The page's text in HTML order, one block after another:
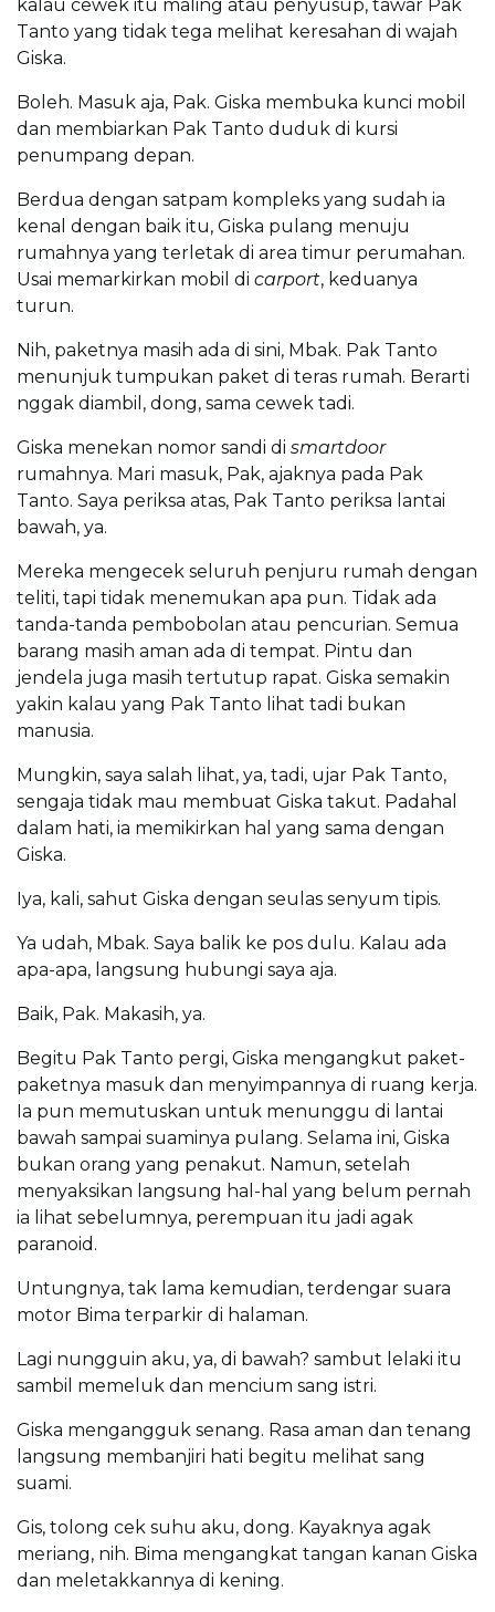
kalau cewek itu maling atau penyusup, tawar Pak
Tanto yang tidak tega melihat keresahan di wajah
Giska.
Boleh. Masuk aja, Pak. Giska membuka kunci mobil
dan membiarkan Pak Tanto duduk di kursi
penumpang depan.
Berdua dengan satpam kompleks yang sudah ia
kenal dengan baik itu, Giska pulang menuju
rumahnya yang terletak di area timur perumahan.
Usai memarkirkan mobil di carport, keduanya
turun.
Nih, paketnya masih ada di sini, Mbak. Pak Tanto
menunjuk tumpukan paket di teras rumah. Berarti
nggak diambil, dong, sama cewek tadi.
Giska menekan nomor sandi di smartdoor
rumahnya. Mari masuk, Pak, ajaknya pada Pak
Tanto. Saya periksa atas, Pak Tanto periksa lantai
bawah, ya.
Mereka mengecek seluruh penjuru rumah dengan
teliti, tapi tidak menemukan apa pun. Tidak ada
tanda-tanda pembobolan atau pencurian. Semua
barang masih aman ada di tempat. Pintu dan
jendela juga masih tertutup rapat. Giska semakin
yakin kalau yang Pak Tanto lihat tadi bukan
manusia.
Mungkin, saya salah lihat, ya, tadi, ujar Pak Tanto,
sengaja tidak mau membuat Giska takut. Padahal
dalam hati, ia memikirkan hal yang sama dengan
Giska.
Iya, kali, sahut Giska dengan seulas senyum tipis.
Ya udah, Mbak. Saya balik ke pos dulu. Kalau ada
apa-apa, langsung hubungi saya aja.
Baik, Pak. Makasih, ya.
Begitu Pak Tanto pergi, Giska mengangkut paket-
paketnya masuk dan menyimpannya di ruang kerja.
Ia pun memutuskan untuk menunggu di lantai
bawah sampai suaminya pulang. Selama ini, Giska
bukan orang yang penakut. Namun, setelah
menyaksikan langsung hal-hal yang belum pernah
ia lihat sebelumnya, perempuan itu jadi agak
paranoid.
Untungnya, tak lama kemudian, terdengar suara
motor Bima terparkir di halaman.
Lagi nungguin aku, ya, di bawah? sambut lelaki itu
sambil memeluk dan mencium sang istri.
Giska mengangguk senang. Rasa aman dan tenang
langsung membanjiri hati begitu melihat sang
suami.
Gis, tolong cek suhu aku, dong. Kayaknya agak
meriang, nih. Bima mengangkat tangan kanan Giska
dan meletakkannya di kening.